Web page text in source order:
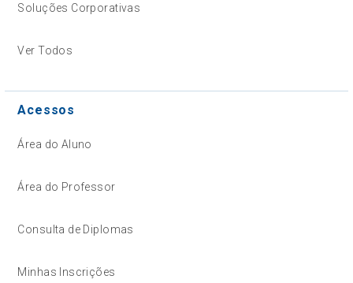
Soluções Corporativas
Ver Todos
Acessos
Área do Aluno
Área do Professor
Consulta de Diplomas
Minhas Inscrições